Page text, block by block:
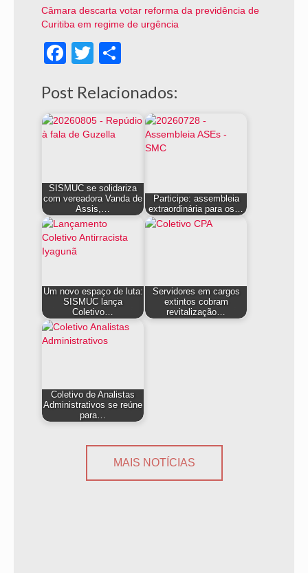
Câmara descarta votar reforma da previdência de
Curitiba em regime de urgência
Facebook
Twitter
Post Relacionados:
SISMUC se solidariza
com vereadora Vanda de
Assis,…
Participe: assembleia
extraordinária para os…
Um novo espaço de luta:
SISMUC lança
Coletivo…
Servidores em cargos
extintos cobram
revitalização…
Coletivo de Analistas
Administrativos se reúne
para…
MAIS NOTÍCIAS